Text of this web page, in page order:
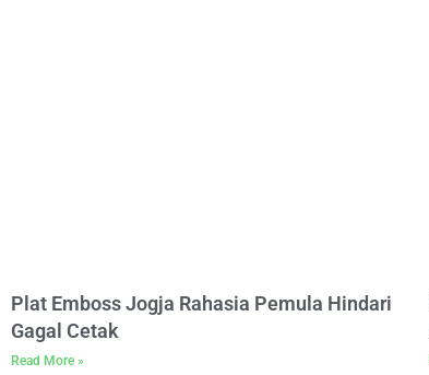
Plat Emboss Jogja Rahasia Pemula Hindari
Gagal Cetak
Read More »